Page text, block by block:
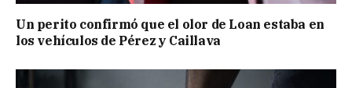
Un perito confirmó que el olor de Loan estaba en
los vehículos de Pérez y Caillava